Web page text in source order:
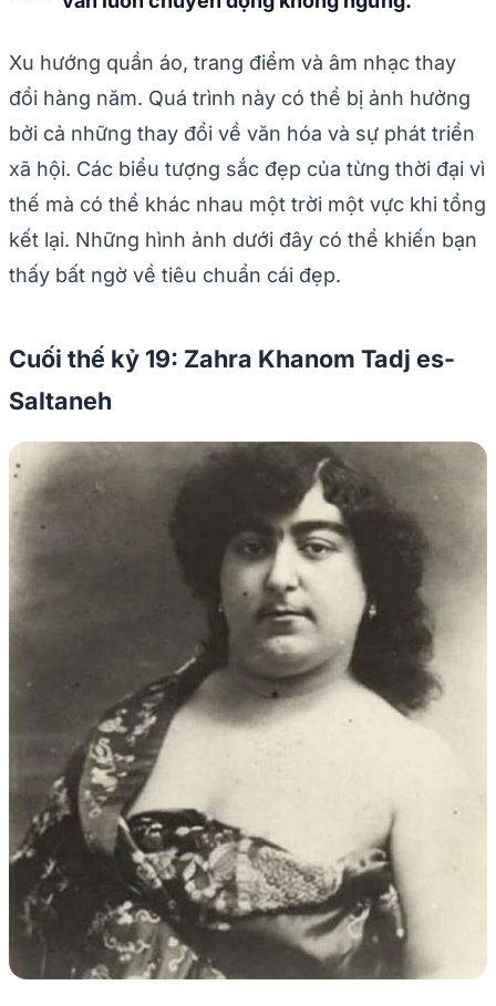
Xu hướng quần áo, trang điểm và âm nhạc thay
đổi hàng năm. Quá trình này có thể bị ảnh hưởng
bởi cả những thay đổi về văn hóa và sự phát triển
xã hội. Các biểu tượng sắc đẹp của từng thời đại vì
thế mà có thể khác nhau một trời một vực khi tổng
kết lại. Những hình ảnh dưới đây có thể khiến bạn
thấy bất ngờ về tiêu chuẩn cái đẹp.
Cuối thế kỷ 19: Zahra Khanom Tadj es-
Saltaneh